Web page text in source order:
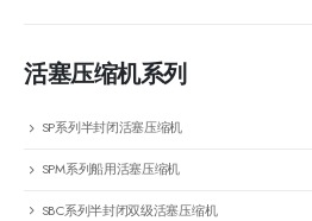
活塞压缩机系列
SP系列半封闭活塞压缩机
SPM系列船用活塞压缩机
SBC系列半封闭双级活塞压缩机